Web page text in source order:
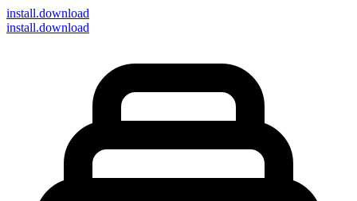
install.download
install.download